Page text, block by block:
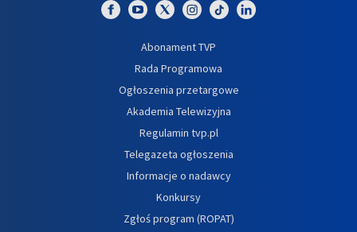
Abonament TVP
Rada Programowa
Ogłoszenia przetargowe
Akademia Telewizyjna
Regulamin tvp.pl
Telegazeta ogłoszenia
Informacje o nadawcy
Konkursy
Zgłoś program (ROPAT)